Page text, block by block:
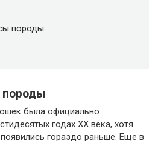
породы
породы
была официально
годах ХХ века, хотя
гораздо раньше. Еще в